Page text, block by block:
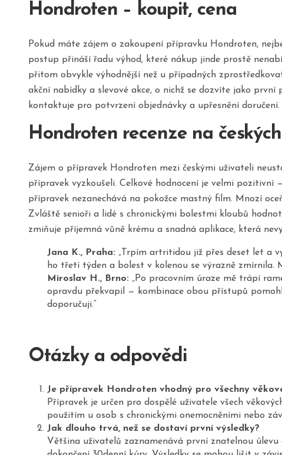
Hondroten – koupit, cena
Pokud máte zájem o zakoupení přípravku Hondroten,
postup přináší řadu výhod, které nákup jinde prostě
přitom obvykle výhodnější než u případných
akční nabídky a slevové akce, o nichž se dozvíte jako
kontaktuje pro potvrzení objednávky a upřesnění
Hondroten recenze na
Zájem o přípravek Hondroten mezi českými uživateli
přípravek vyzkoušeli. Celkové hodnocení je velmi
přípravek nezanechává na pokožce mastný film. Mnozí
Zvláště senioři a lidé s chronickými bolestmi kloubů
zmiňuje příjemná vůně krému a snadná aplikace, která
Jana K., Praha: „Trpím artritidou již přes deset let a
ho třetí týden a bolest v kolenou se výrazně zmírnila.
Miroslav H., Brno: „Po pracovním úraze mě trápí
opravdu překvapil — kombinace obou přístupů
doporučuji.“
Otázky a odpovědi
Je přípravek Hondroten vhodný pro všechny
Přípravek je určen pro dospělé uživatele všech
použitím u osob s chronickými onemocněními nebo
Jak dlouho trvá, než se dostaví první výsledky?
Většina uživatelů zaznamenává první znatelnou